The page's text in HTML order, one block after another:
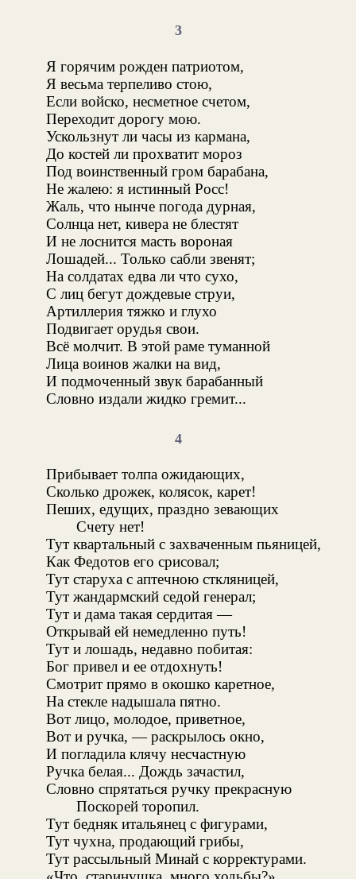
3
Я горячим рожден патриотом,
Я весьма терпеливо стою,
Если войско, несметное счетом,
Переходит дорогу мою.
Ускользнут ли часы из кармана,
До костей ли прохватит мороз
Под воинственный гром барабана,
Не жалею: я истинный Росс!
Жаль, что нынче погода дурная,
Солнца нет, кивера не блестят
И не лоснится масть вороная
Лошадей... Только сабли звенят;
На солдатах едва ли что сухо,
С лиц бегут дождевые струи,
Артиллерия тяжко и глухо
Подвигает орудья свои.
Всё молчит. В этой раме туманной
Лица воинов жалки на вид,
И подмоченный звук барабанный
Словно издали жидко гремит...
4
Прибывает толпа ожидающих,
Сколько дрожек, колясок, карет!
Пеших, едущих, праздно зевающих
Счету нет!
Тут квартальный с захваченным пьяницей,
Как Федотов его срисовал;
Тут старуха с аптечною сткляницей,
Тут жандармский седой генерал;
Тут и дама такая сердитая —
Открывай ей немедленно путь!
Тут и лошадь, недавно побитая:
Бог привел и ее отдохнуть!
Смотрит прямо в окошко каретное,
На стекле надышала пятно.
Вот лицо, молодое, приветное,
Вот и ручка, — раскрылось окно,
И погладила клячу несчастную
Ручка белая... Дождь зачастил,
Словно спрятаться ручку прекрасную
Поскорей торопил.
Тут бедняк итальянец с фигурами,
Тут чухна, продающий грибы,
Тут рассыльный Минай с корректурами.